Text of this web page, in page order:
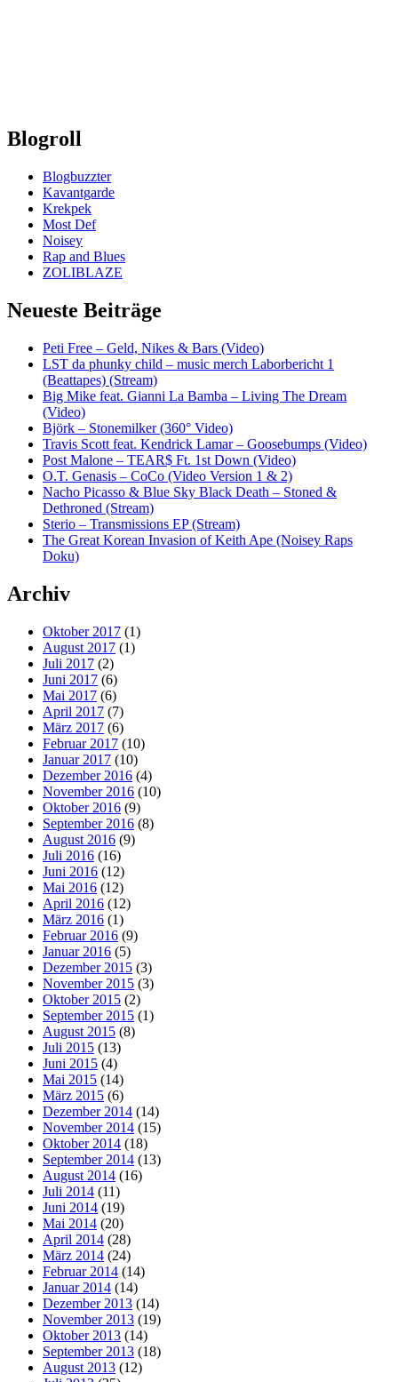
Blogroll
Blogbuzzter
Kavantgarde
Krekpek
Most Def
Noisey
Rap and Blues
ZOLIBLAZE
Neueste Beiträge
Peti Free – Geld, Nikes & Bars (Video)
LST da phunky child – music merch Laborbericht 1
(Beattapes) (Stream)
Big Mike feat. Gianni La Bamba – Living The Dream
(Video)
Björk – Stonemilker (360° Video)
Travis Scott feat. Kendrick Lamar – Goosebumps (Video)
Post Malone – TEAR$ Ft. 1st Down (Video)
O.T. Genasis – CoCo (Video Version 1 & 2)
Nacho Picasso & Blue Sky Black Death – Stoned &
Dethroned (Stream)
Sterio – Transmissions EP (Stream)
The Great Korean Invasion of Keith Ape (Noisey Raps
Doku)
Archiv
Oktober 2017 (1)
August 2017 (1)
Juli 2017 (2)
Juni 2017 (6)
Mai 2017 (6)
April 2017 (7)
März 2017 (6)
Februar 2017 (10)
Januar 2017 (10)
Dezember 2016 (4)
November 2016 (10)
Oktober 2016 (9)
September 2016 (8)
August 2016 (9)
Juli 2016 (16)
Juni 2016 (12)
Mai 2016 (12)
April 2016 (12)
März 2016 (1)
Februar 2016 (9)
Januar 2016 (5)
Dezember 2015 (3)
November 2015 (3)
Oktober 2015 (2)
September 2015 (1)
August 2015 (8)
Juli 2015 (13)
Juni 2015 (4)
Mai 2015 (14)
März 2015 (6)
Dezember 2014 (14)
November 2014 (15)
Oktober 2014 (18)
September 2014 (13)
August 2014 (16)
Juli 2014 (11)
Juni 2014 (19)
Mai 2014 (20)
April 2014 (28)
März 2014 (24)
Februar 2014 (14)
Januar 2014 (14)
Dezember 2013 (14)
November 2013 (19)
Oktober 2013 (14)
September 2013 (18)
August 2013 (12)